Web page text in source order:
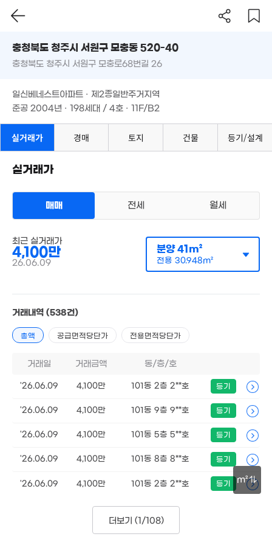
매매 4100만원
/전용 31m²
계약일 '26. 06
3,000만
35m²
36m²
594만
2.74억
'24. 05
5,756만
'24. 02
1.65억
필터 매물 탐색
충청북도 청주시 서원구 모충동 520-40
준공 2004년 · 198세대 / 4호 · 11F/B2
m²
충청북도 청주시 서원구 모충동 520-40
충청북도 청주시 서원구 모충로68번길 26
일신베네스트아파트 · 제2종일반주거지역
준공 2004년 · 198세대 / 4호 · 11F/B2
실거래가 경매 토지 건물 등기/설계
실거래가
매매 전세 월세
최근 실거래가
4,100만
26.06.09
분양41m²
전용 30.948m²
거래내역 (538건)
총액 공급면적당단가 전용면적당단가
거래일 거래금액 동/층/호
'26.06.09 4,100만 101동 2층 2**호 등기
'26.06.09 4,100만 101동 9층 9**호 등기
'26.06.09 4,100만 101동 5층 5**호 등기
'26.06.09 4,100만 101동 8층 8**호 등기
'26.06.09 4,100만 101동 2층 2**호 등기
더보기 (1/108)